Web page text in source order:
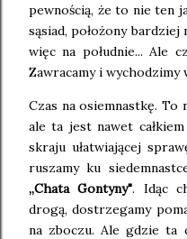
pewnością, że to nie ten
sąsiad, położony bardziej
więc na południe... Ale
Zawracamy i wychodzimy
Czas na osiemnastkę. To
ale ta jest nawet
skraju ułatwiającej
ruszamy ku
,,Chata Gontyny". Idąc
drogą, dostrzegamy
na zboczu. Ale gdzie ta